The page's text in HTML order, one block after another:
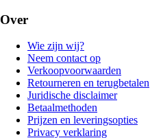
Over
Wie zijn wij?
Neem contact op
Verkoopvoorwaarden
Retourneren en terugbetalen
Juridische disclaimer
Betaalmethoden
Prijzen en leveringsopties
Privacy verklaring